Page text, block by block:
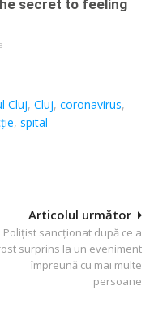
Cluj,Cluj,coronavirus,
,spital
Articolul următor
Polițist sancționat după ce a
surprins la un eveniment
împreună cu mai multe
persoane